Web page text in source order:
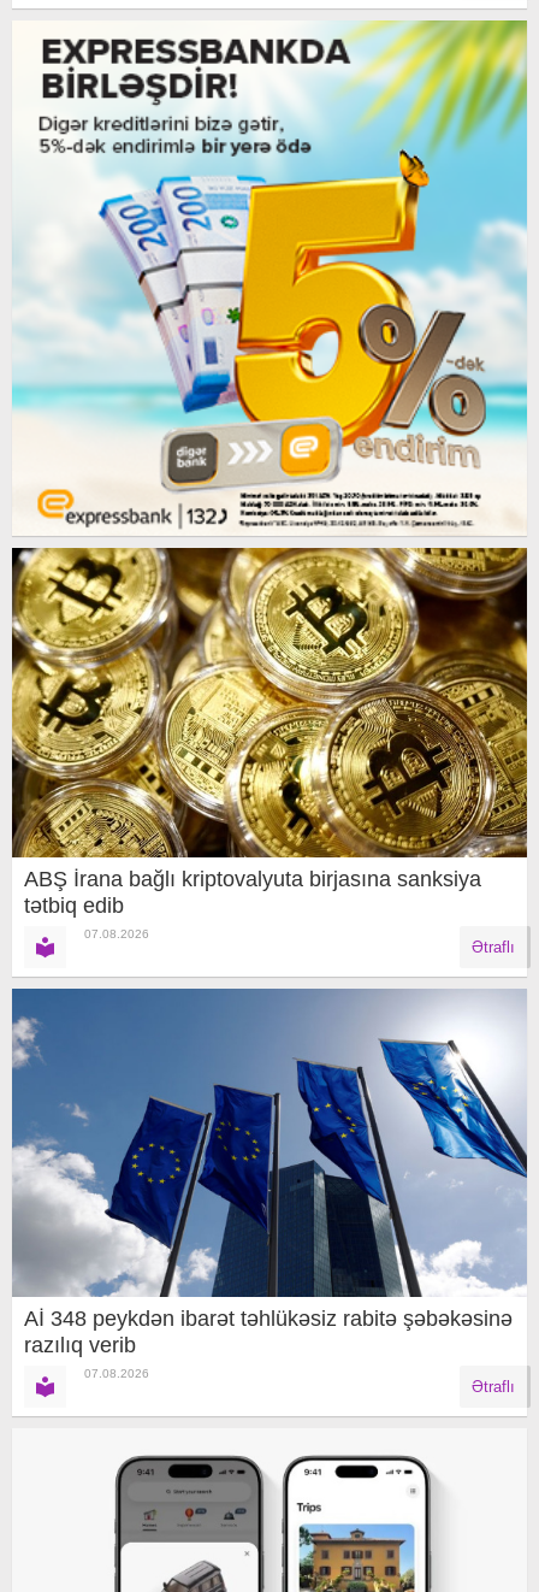
ABŞ İrana bağlı kriptovalyuta birjasına sanksiya
tətbiq edib
07.08.2026
Ətraflı
Aİ 348 peykdən ibarət təhlükəsiz rabitə şəbəkəsinə
razılıq verib
07.08.2026
Ətraflı